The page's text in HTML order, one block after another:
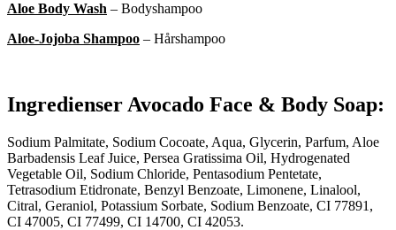
Aloe Body Wash – Bodyshampoo
Aloe-Jojoba Shampoo – Hårshampoo
Ingredienser Avocado Face & Body Soap:
Sodium Palmitate, Sodium Cocoate, Aqua, Glycerin, Parfum, Aloe
Barbadensis Leaf Juice, Persea Gratissima Oil, Hydrogenated
Vegetable Oil, Sodium Chloride, Pentasodium Pentetate,
Tetrasodium Etidronate, Benzyl Benzoate, Limonene, Linalool,
Citral, Geraniol, Potassium Sorbate, Sodium Benzoate, CI 77891,
CI 47005, CI 77499, CI 14700, CI 42053.